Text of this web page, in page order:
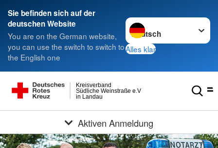
Sie befinden sich auf der
deutschen Website
You are on the German website,
you can use the switch to switch to
the English one
Sprache wechseln zu
Alles klar
in Landau
Südliche Weinstraße e.V
Kreisverband
Aktiven Anmeldung